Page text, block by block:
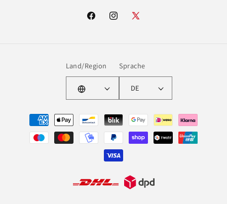
FacebookInstagram
X
Land/Region Sprache
DE
Zahlungsmethoden